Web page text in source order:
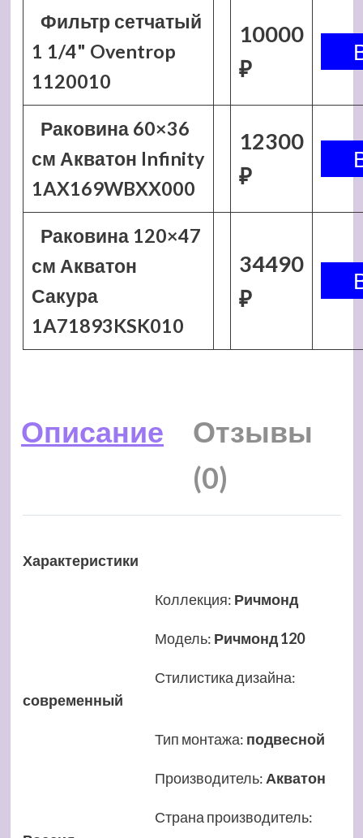
Фильтр сетчатый
1 1/4" Oventrop
1120010
10000
₽
Раковина 60×36
см Акватон Infinity
1AX169WBXX000
12300
₽
Раковина 120×47
см Акватон
Сакура
1A71893KSK010
34490
₽
Описание
Отзывы
(0)
Характеристики
Коллекция: Ричмонд
Модель: Ричмонд 120
Стилистика дизайна:
современный
Тип монтажа: подвесной
Производитель: Акватон
Страна производитель: